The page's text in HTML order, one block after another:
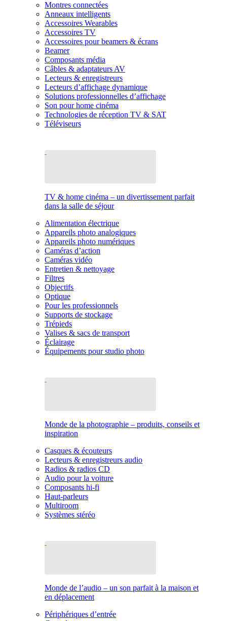
Montres connectées
Anneaux intelligents
Accessoires Wearables
Accessoires TV
Accessoires pour beamers & écrans
Beamer
Composants média
Câbles & adaptateurs AV
Lecteurs & enregistreurs
Lecteurs d’affichage dynamique
Solutions professionnelles d’affichage
Son pour home cinéma
Technologies de réception TV & SAT
Téléviseurs
TV & home cinéma – un divertissement parfait
dans la salle de séjour
Alimentation électrique
Appareils photo analogiques
Appareils photo numériques
Caméras d’action
Caméras vidéo
Entretien & nettoyage
Filtres
Objectifs
Optique
Pour les professionnels
Supports de stockage
Trépieds
Valises & sacs de transport
Éclairage
Équipements pour studio photo
Monde de la photographie – produits, conseils et
inspiration
Casques & écouteurs
Lecteurs & enregistreurs audio
Radios & radios CD
Audio pour la voiture
Composants hi-fi
Haut-parleurs
Multiroom
Systèmes stéréo
Monde de l’audio – un son parfait à la maison et
en déplacement
Périphériques d’entrée